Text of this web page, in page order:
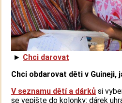
► Chci darovat
Chci obdarovat děti v Guineji,
V seznamu dětí a dárků si
se vepište do kolonky: dárek